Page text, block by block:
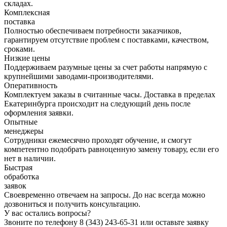
складах.
Комплексная
поставка
Полностью обеспечиваем потребности заказчиков,
гарантируем отсутствие проблем с поставками, качеством,
сроками.
Низкие цены
Поддерживаем разумные цены за счет работы напрямую с
крупнейшими заводами-производителями.
Оперативность
Комплектуем заказы в считанные часы. Доставка в пределах
Екатеринбурга происходит на следующий день после
оформления заявки.
Опытные
менеджеры
Сотрудники ежемесячно проходят обучение, и смогут
компетентно подобрать равноценную замену товару, если его
нет в наличии.
Быстрая
обработка
заявок
Своевременно отвечаем на запросы. До нас всегда можно
дозвониться и получить консультацию.
У вас остались вопросы?
Звоните по телефону 8 (343) 243-65-31 или оставьте заявку